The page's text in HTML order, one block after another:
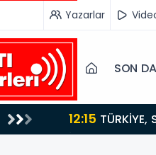
Yazarlar
SON
14:21
Uyanacağız"